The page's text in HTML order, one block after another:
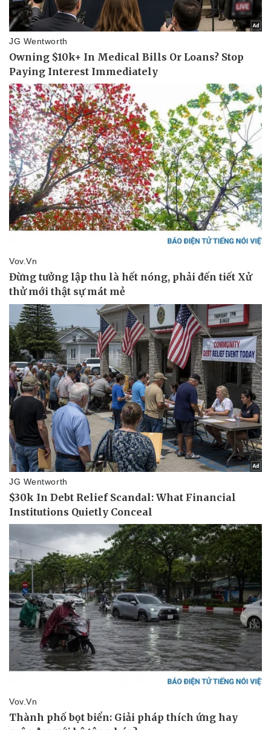
Pháp luật
Tin nóng
Tư vấn luật
Quân sự - Quốc phòng
Vũ khí
Việt Nam
Phân tích